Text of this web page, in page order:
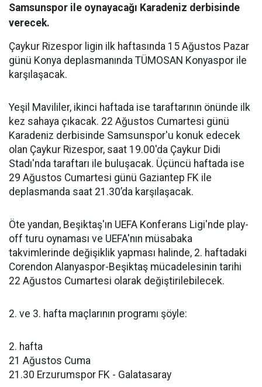
Samsunspor ile oynayacağı Karadeniz derbisinde
verecek.
Çaykur Rizespor ligin ilk haftasında 15 Ağustos Pazar
günü Konya deplasmanında TÜMOSAN Konyaspor ile
karşılaşacak.
Yeşil Mavililer, ikinci haftada ise taraftarının önünde ilk
kez sahaya çıkacak. 22 Ağustos Cumartesi günü
Karadeniz derbisinde Samsunspor'u konuk edecek
olan Çaykur Rizespor, saat 19.00'da Çaykur Didi
Stadı'nda taraftarı ile buluşacak. Üçüncü haftada ise
29 Ağustos Cumartesi günü Gaziantep FK ile
deplasmanda saat 21.30’da karşılaşacak.
Öte yandan, Beşiktaş'ın UEFA Konferans Ligi'nde play-
off turu oynaması ve UEFA'nın müsabaka
takvimlerinde değişiklik yapması halinde, 2. haftadaki
Corendon Alanyaspor-Beşiktaş mücadelesinin tarihi
22 Ağustos Cumartesi olarak değiştirilebilecek.
2. ve 3. hafta maçlarının programı şöyle:
2. hafta
21 Ağustos Cuma
21.30 Erzurumspor FK - Galatasaray